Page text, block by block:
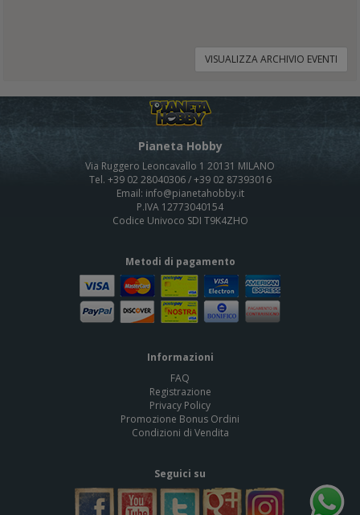
VISUALIZZA ARCHIVIO EVENTI
Pianeta Hobby
Via Ruggero Leoncavallo 1 20131 MILANO
Tel. +39 02 28040306 / +39 02 87393016
Email: info@pianetahobby.it
P.IVA 12773040154
Codice Univoco SDI T9K4ZHO
Metodi di pagamento
Informazioni
FAQ
Registrazione
Privacy Policy
Promozione Bonus Ordini
Condizioni di Vendita
Seguici su